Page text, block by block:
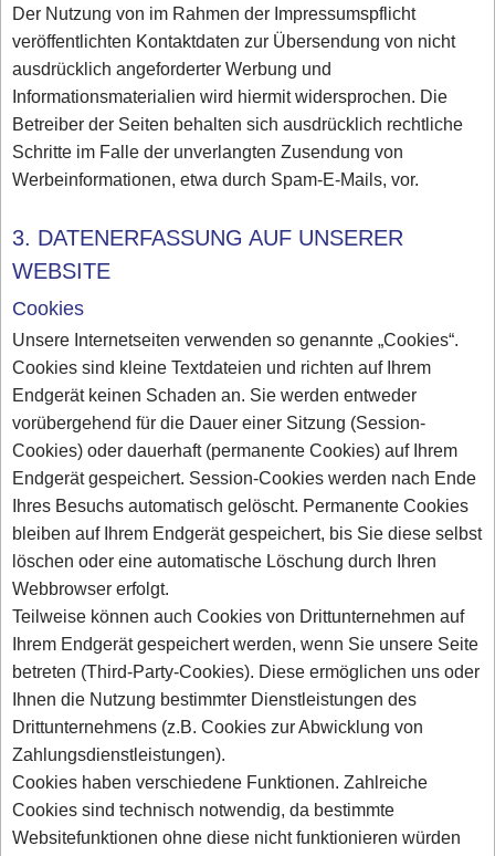
Der Nutzung von im Rahmen der Impressumspflicht
veröffentlichten Kontaktdaten zur Übersendung von nicht
ausdrücklich angeforderter Werbung und
Informationsmaterialien wird hiermit widersprochen. Die
Betreiber der Seiten behalten sich ausdrücklich rechtliche
Schritte im Falle der unverlangten Zusendung von
Werbeinformationen, etwa durch Spam-E-Mails, vor.
3. DATENERFASSUNG AUF UNSERER
WEBSITE
Cookies
Unsere Internetseiten verwenden so genannte „Cookies“.
Cookies sind kleine Textdateien und richten auf Ihrem
Endgerät keinen Schaden an. Sie werden entweder
vorübergehend für die Dauer einer Sitzung (Session-
Cookies) oder dauerhaft (permanente Cookies) auf Ihrem
Endgerät gespeichert. Session-Cookies werden nach Ende
Ihres Besuchs automatisch gelöscht. Permanente Cookies
bleiben auf Ihrem Endgerät gespeichert, bis Sie diese selbst
löschen oder eine automatische Löschung durch Ihren
Webbrowser erfolgt.
Teilweise können auch Cookies von Drittunternehmen auf
Ihrem Endgerät gespeichert werden, wenn Sie unsere Seite
betreten (Third-Party-Cookies). Diese ermöglichen uns oder
Ihnen die Nutzung bestimmter Dienstleistungen des
Drittunternehmens (z.B. Cookies zur Abwicklung von
Zahlungsdienstleistungen).
Cookies haben verschiedene Funktionen. Zahlreiche
Cookies sind technisch notwendig, da bestimmte
Websitefunktionen ohne diese nicht funktionieren würden